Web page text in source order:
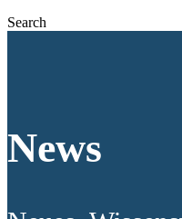
Search
News